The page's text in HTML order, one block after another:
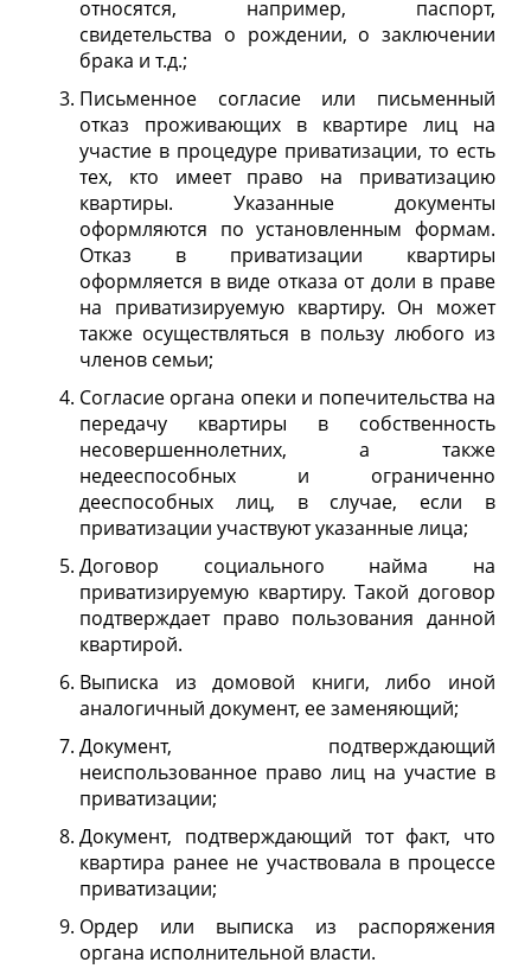
относятся, например, паспорт,
свидетельства о рождении, о заключении
брака и т.д.;
Письменное согласие или письменный
отказ проживающих в квартире лиц на
участие в процедуре приватизации, то есть
тех, кто имеет право на приватизацию
квартиры. Указанные документы
оформляются по установленным формам.
Отказ в приватизации квартиры
оформляется в виде отказа от доли в праве
на приватизируемую квартиру. Он может
также осуществляться в пользу любого из
членов семьи;
Согласие органа опеки и попечительства на
передачу квартиры в собственность
несовершеннолетних, а также
недееспособных и ограниченно
дееспособных лиц, в случае, если в
приватизации участвуют указанные лица;
Договор социального найма на
приватизируемую квартиру. Такой договор
подтверждает право пользования данной
квартирой.
Выписка из домовой книги, либо иной
аналогичный документ, ее заменяющий;
Документ, подтверждающий
неиспользованное право лиц на участие в
приватизации;
Документ, подтверждающий тот факт, что
квартира ранее не участвовала в процессе
приватизации;
Ордер или выписка из распоряжения
органа исполнительной власти.